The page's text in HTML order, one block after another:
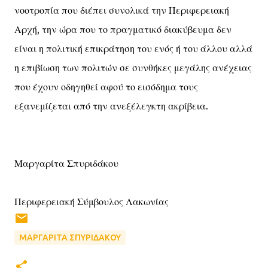
νοοτροπία που διέπει συνολικά την Περιφερειακή
Αρχή, την ώρα που το πραγματικό διακύβευμα δεν
είναι η πολιτική επικράτηση του ενός ή του άλλου αλλά
η επιβίωση των πολιτών σε συνθήκες μεγάλης ανέχειας
που έχουν οδηγηθεί αφού το εισόδημα τους
εξανεμίζεται από την ανεξέλεγκτη ακρίβεια.
Μαργαρίτα Σπυριδάκου
Περιφερειακή Σύμβουλος Λακωνίας
ΜΑΡΓΑΡΙΤΑ ΣΠΥΡΙΔΑΚΟΥ